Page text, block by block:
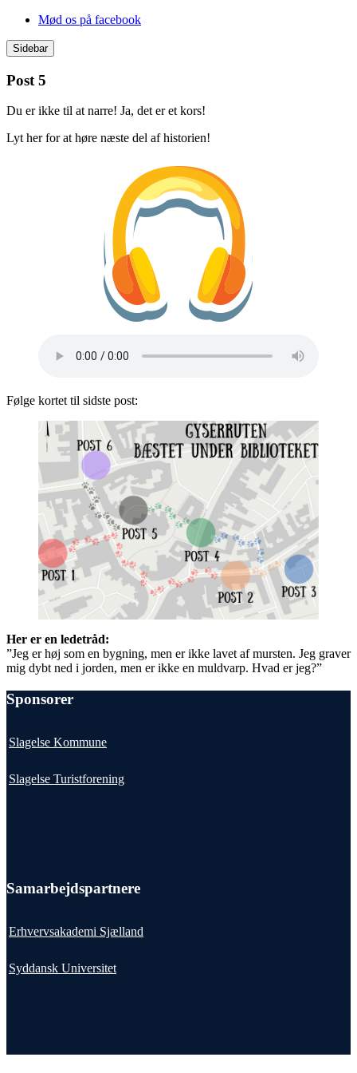
Videre
indhold
Mød os på facebook
Sidebar
Post 5
Du er ikke til at narre! Ja, det er et kors!
Lyt her for at høre næste del af historien!
Følge kortet til sidste post:
Her er en ledetråd:
”Jeg er høj som en bygning, men er ikke lavet af mursten. Jeg graver
mig dybt ned i jorden, men er ikke en muldvarp. Hvad er jeg?”
Sponsorer
Slagelse Kommune
Slagelse Turistforening
Samarbejdspartnere
Erhvervsakademi Sjælland
Syddansk Universitet